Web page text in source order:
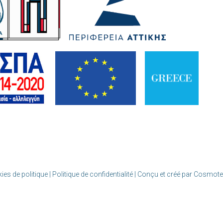
de politique | Politique de confidentialité | Conçu et créé par Cosmote